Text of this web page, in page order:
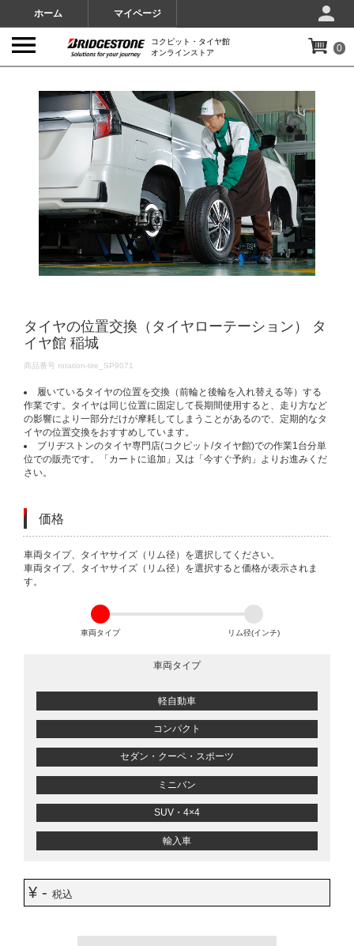
ホーム マイページ
コクピット・タイヤ館
オンラインストア
0
タイヤの位置交換（タイヤローテーション） タ
イヤ館 稲城
DETAILS
商品番号 rotation-tire_SP9071
履いているタイヤの位置を交換（前輪と後輪を入れ替える等）する
作業です。タイヤは同じ位置に固定して長期間使用すると、走り方など
の影響により一部分だけが摩耗してしまうことがあるので、定期的なタ
イヤの位置交換をおすすめしています。
ブリヂストンのタイヤ専門店(コクピット/タイヤ館)での作業1台分単
位での販売です。「カートに追加」又は「今すぐ予約」よりお進みくだ
さい。
価格
VARIATIONS
車両タイプ、タイヤサイズ（リム径）を選択してください。
車両タイプ、タイヤサイズ（リム径）を選択すると価格が表示されま
す。
車両タイプ リム径(インチ)
車両タイプ
軽自動車
コンパクト
セダン・クーペ・スポーツ
ミニバン
SUV・4×4
輸入車
¥ - 税込